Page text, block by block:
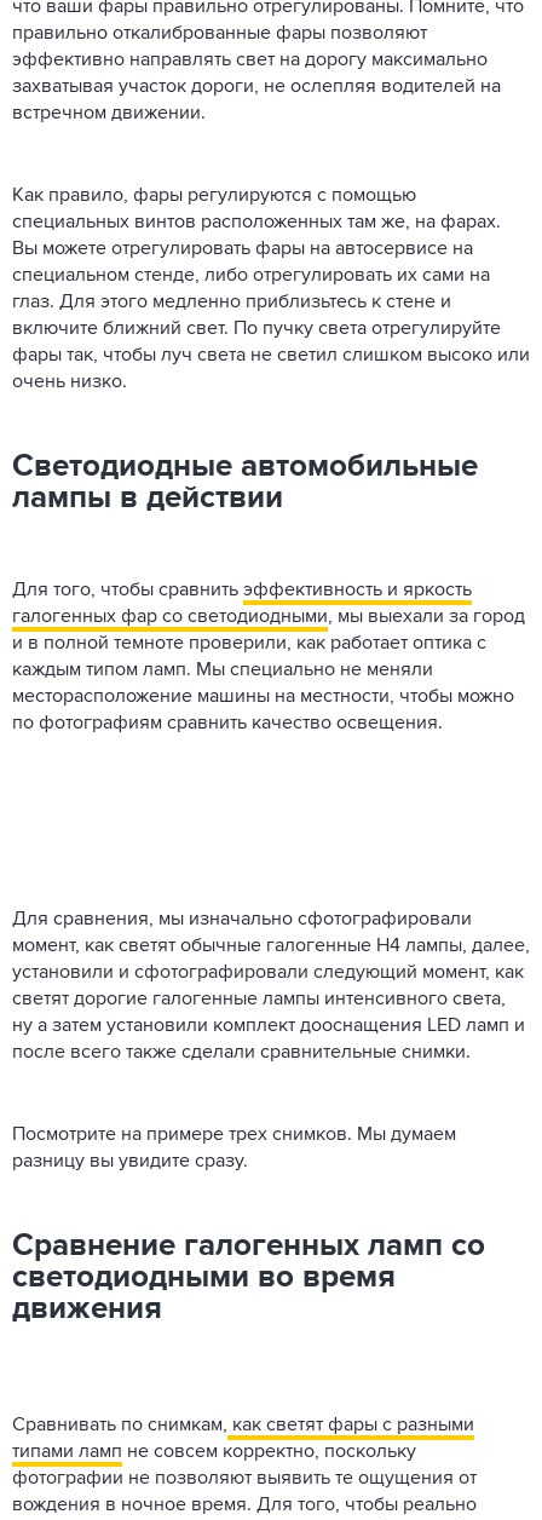
что ваши фары правильно отрегулированы. Помните, что
правильно откалиброванные фары позволяют
эффективно направлять свет на дорогу максимально
захватывая участок дороги, не ослепляя водителей на
встречном движении.
Как правило, фары регулируются с помощью
специальных винтов расположенных там же, на фарах.
Вы можете отрегулировать фары на автосервисе на
специальном стенде, либо отрегулировать их сами на
глаз. Для этого медленно приблизьтесь к стене и
включите ближний свет. По пучку света отрегулируйте
фары так, чтобы луч света не светил слишком высоко или
очень низко.
Светодиодные автомобильные
лампы в действии
Для того, чтобы сравнить эффективность и яркость
галогенных фар со светодиодными, мы выехали за город
и в полной темноте проверили, как работает оптика с
каждым типом ламп. Мы специально не меняли
месторасположение машины на местности, чтобы можно
по фотографиям сравнить качество освещения.
Для сравнения, мы изначально сфотографировали
момент, как светят обычные галогенные Н4 лампы, далее,
установили и сфотографировали следующий момент, как
светят дорогие галогенные лампы интенсивного света,
ну а затем установили комплект дооснащения LED ламп и
после всего также сделали сравнительные снимки.
Посмотрите на примере трех снимков. Мы думаем
разницу вы увидите сразу.
Сравнение галогенных ламп со
светодиодными во время
движения
Сравнивать по снимкам, как светят фары с разными
типами ламп не совсем корректно, поскольку
фотографии не позволяют выявить те ощущения от
вождения в ночное время. Для того, чтобы реально